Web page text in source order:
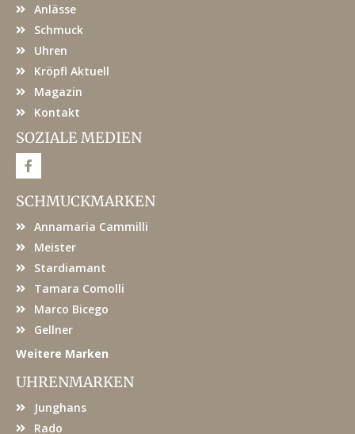
Anlässe
Schmuck
Uhren
Kröpfl Aktuell
Magazin
Kontakt
SOZIALE MEDIEN
F
a
e
b
o
SCHMUCKMARKEN
Annamaria Cammilli
Meister
Stardiamant
Tamara Comolli
Marco Bicego
Gellner
Weitere Marken
UHRENMARKEN
Junghans
Rado